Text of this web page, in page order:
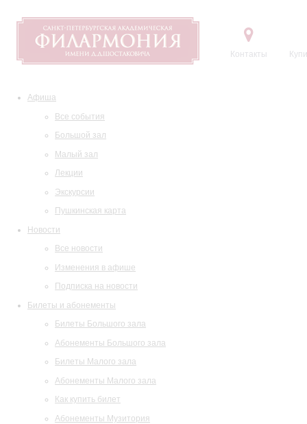
Контакты
Афиша
Все события
Большой зал
Малый зал
Лекции
Экскурсии
Пушкинская карта
Новости
Все новости
Изменения в афише
Подписка на новости
Билеты и абонементы
Билеты Большого зала
Абонементы Большого зала
Билеты Малого зала
Абонементы Малого зала
Как купить билет
Абонементы Музитория